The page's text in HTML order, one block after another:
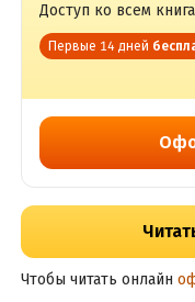
Доступ ко всем
Первые 14 дней
Чтобы читать онлайн